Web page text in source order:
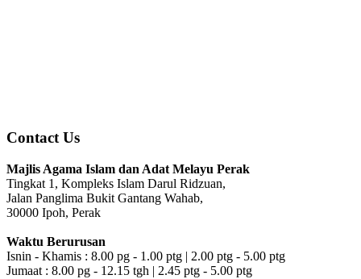
Contact Us
Majlis Agama Islam dan Adat Melayu Perak
Tingkat 1, Kompleks Islam Darul Ridzuan,
Jalan Panglima Bukit Gantang Wahab,
30000 Ipoh, Perak
Waktu Berurusan
Isnin - Khamis : 8.00 pg - 1.00 ptg | 2.00 ptg - 5.00 ptg
Jumaat : 8.00 pg - 12.15 tgh | 2.45 ptg - 5.00 ptg